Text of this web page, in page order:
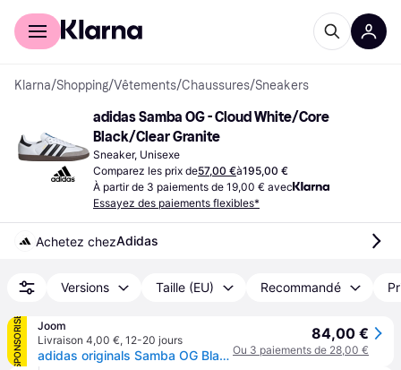
Acheter avec Klarna
Klarna/Shopping/Vêtements/Chaussures/Sneakers
adidas Samba OG - Cloud White/Core
Black/Clear Granite
Sneaker, Unisexe
Comparez les prix de57,00 €à195,00 €
À partir de 3 paiements de 19,00 € avec
Essayez des paiements flexibles*
Achetez chezAdidas
Versions Taille (EU) Recommandé
SPONSORISÉ
Joom
Livraison 4,00 €, 12-20 jours
adidas originals Samba OG Blanc Nuage Noir Core Sneakers B75806 40⅔
84,00 €
Ou 3 paiements de 28,00 €